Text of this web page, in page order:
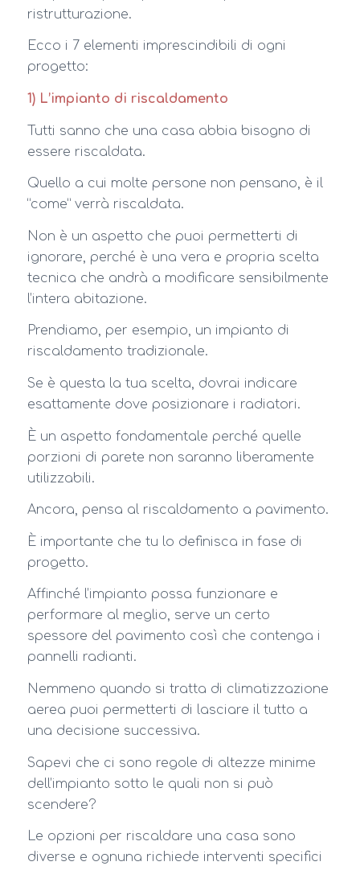
ristrutturazione.
Ecco i 7 elementi imprescindibili di ogni
progetto:
1) L’impianto di riscaldamento
Tutti sanno che una casa abbia bisogno di
essere riscaldata.
Quello a cui molte persone non pensano, è il
“come” verrà riscaldata.
Non è un aspetto che puoi permetterti di
ignorare, perché è una vera e propria scelta
tecnica che andrà a modificare sensibilmente
l’intera abitazione.
Prendiamo, per esempio, un impianto di
riscaldamento tradizionale.
Se è questa la tua scelta, dovrai indicare
esattamente dove posizionare i radiatori.
È un aspetto fondamentale perché quelle
porzioni di parete non saranno liberamente
utilizzabili.
Ancora, pensa al riscaldamento a pavimento.
È importante che tu lo definisca in fase di
progetto.
Affinché l’impianto possa funzionare e
performare al meglio, serve un certo
spessore del pavimento così che contenga i
pannelli radianti.
Nemmeno quando si tratta di climatizzazione
aerea puoi permetterti di lasciare il tutto a
una decisione successiva.
Sapevi che ci sono regole di altezze minime
dell’impianto sotto le quali non si può
scendere?
Le opzioni per riscaldare una casa sono
diverse e ognuna richiede interventi specifici